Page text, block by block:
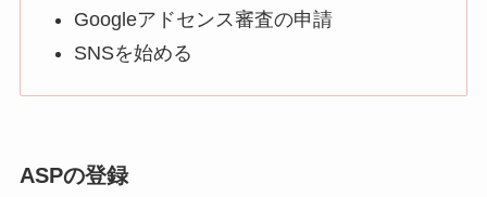
Googleアドセンス審査の申請
SNSを始める
ASPの登録